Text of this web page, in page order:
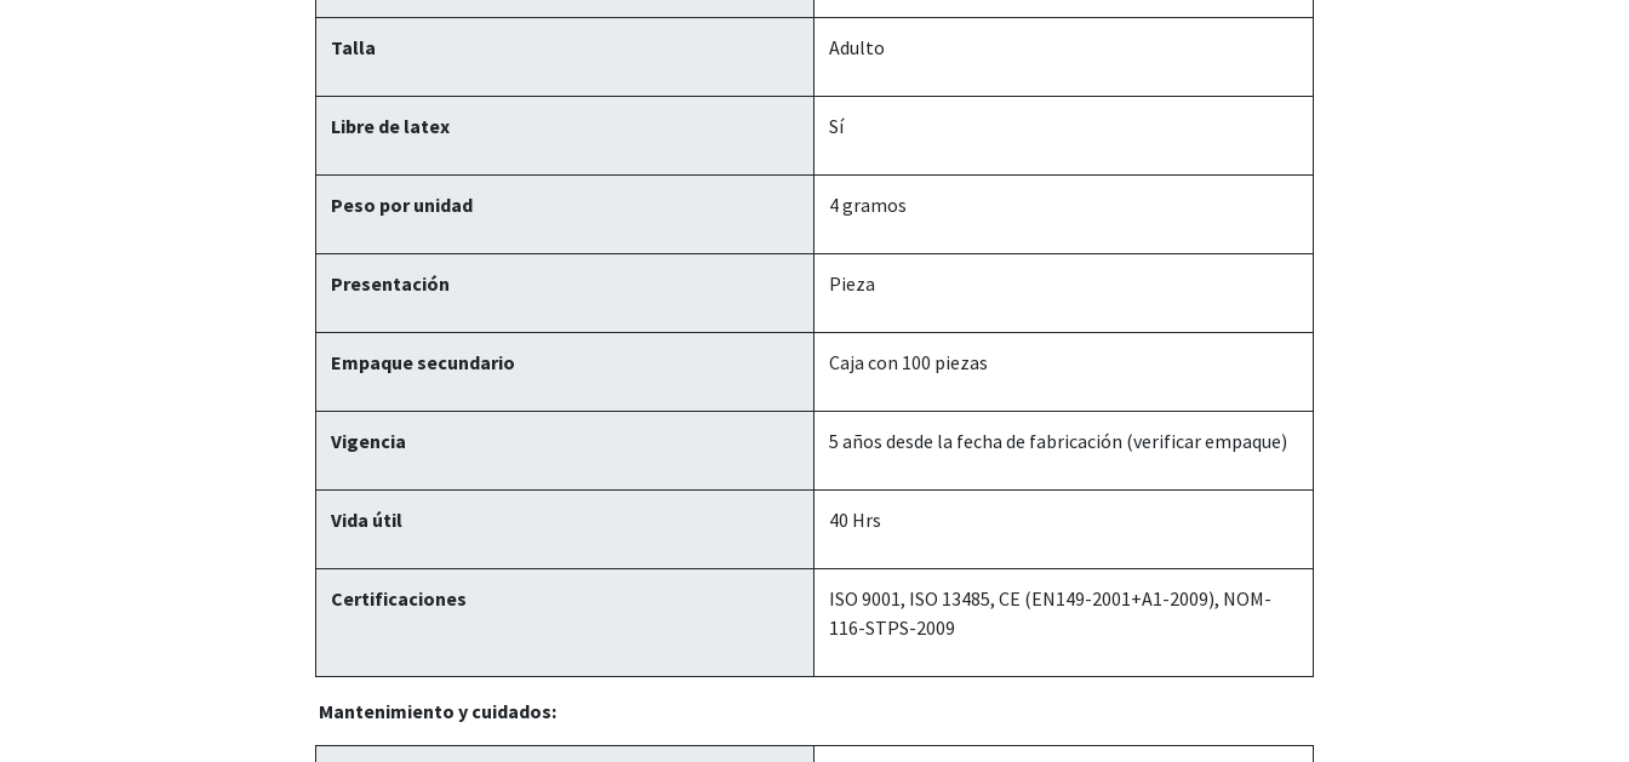
Talla Adulto
Libre de latex Sí
Peso por unidad 4 gramos
Presentación Pieza
Empaque secundario Caja con 100 piezas
Vigencia 5 años desde la fecha de fabricación (verificar empaque)
Vida útil 40 Hrs
Certificaciones
ISO 9001, ISO 13485, CE (EN149-2001+A1-2009), NOM-
116-STPS-2009
Mantenimiento y cuidados: